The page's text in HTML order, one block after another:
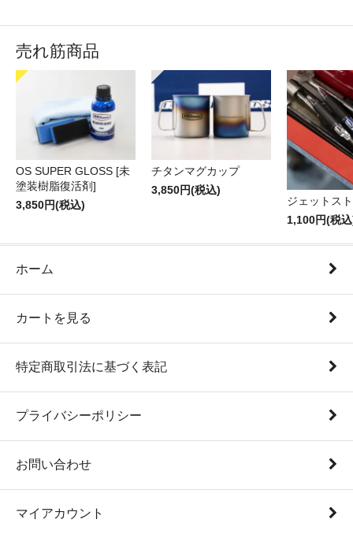
売れ筋商品
OS SUPER GLOSS [未
塗装樹脂復活剤]
3,850円(税込)
チタンマグカップ
3,850円(税込)
ジェットス
1,100円(税
ホーム
カートを見る
特定商取引法に基づく表記
プライバシーポリシー
お問い合わせ
マイアカウント